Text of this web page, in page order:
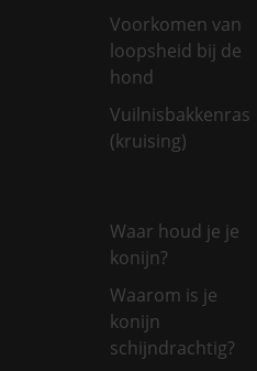
Voorkomen van
loopsheid bij de
hond
Vuilnisbakkenras
(kruising)
Waar houd je je
konijn?
Waarom is je
konijn
schijndrachtig?